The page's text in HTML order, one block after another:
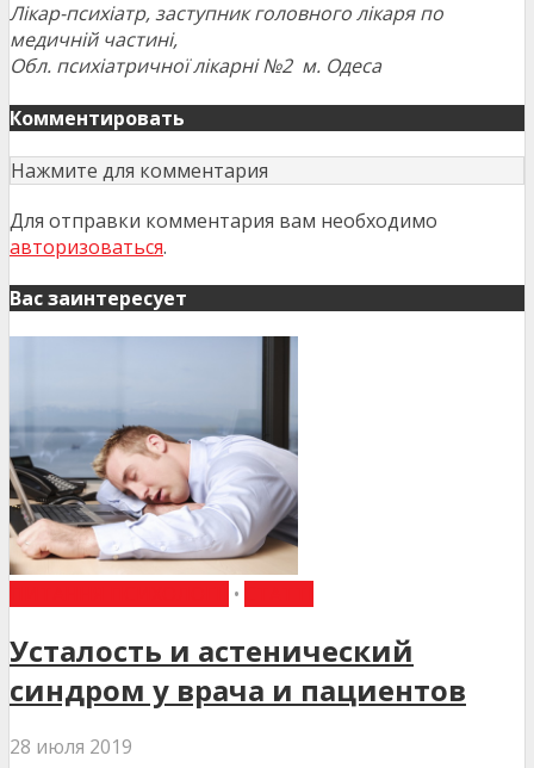
Лікар-психіатр, заступник головного лікаря по
медичній частині,
Обл. психіатричної лікарні №2 м. Одеса
Комментировать
Нажмите для комментария
Для отправки комментария вам необходимо
авторизоваться.
Вас заинтересует
•
Усталость и астенический
синдром у врача и пациентов
28 июля 2019